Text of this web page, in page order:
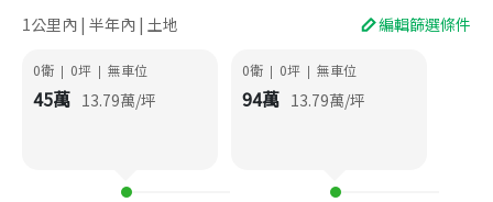
1公里內 | 半年內 | 土地 編輯篩選條件
0衛 | 0坪 | 無車位
45萬 13.79萬/坪
0衛 | 0坪 | 無車位
94萬 13.79萬/坪